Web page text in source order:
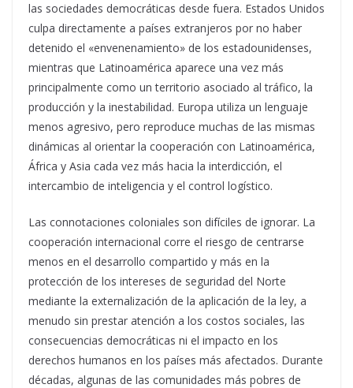
las sociedades democráticas desde fuera. Estados Unidos
culpa directamente a países extranjeros por no haber
detenido el «envenenamiento» de los estadounidenses,
mientras que Latinoamérica aparece una vez más
principalmente como un territorio asociado al tráfico, la
producción y la inestabilidad. Europa utiliza un lenguaje
menos agresivo, pero reproduce muchas de las mismas
dinámicas al orientar la cooperación con Latinoamérica,
África y Asia cada vez más hacia la interdicción, el
intercambio de inteligencia y el control logístico.
Las connotaciones coloniales son difíciles de ignorar. La
cooperación internacional corre el riesgo de centrarse
menos en el desarrollo compartido y más en la
protección de los intereses de seguridad del Norte
mediante la externalización de la aplicación de la ley, a
menudo sin prestar atención a los costos sociales, las
consecuencias democráticas ni el impacto en los
derechos humanos en los países más afectados. Durante
décadas, algunas de las comunidades más pobres de